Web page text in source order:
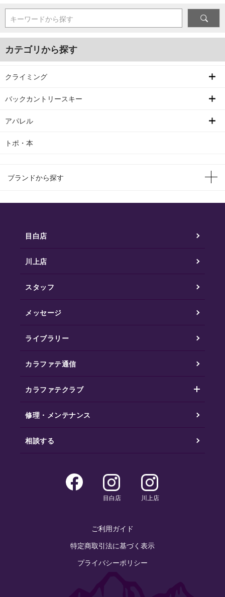
キーワードから探す
カテゴリから探す
クライミング
バックカントリースキー
アパレル
トポ・本
ブランドから探す
目白店
川上店
スタッフ
メッセージ
ライブラリー
カラファテ通信
カラファテクラブ
修理・メンテナンス
相談する
目白店 川上店
ご利用ガイド
特定商取引法に基づく表示
プライバシーポリシー